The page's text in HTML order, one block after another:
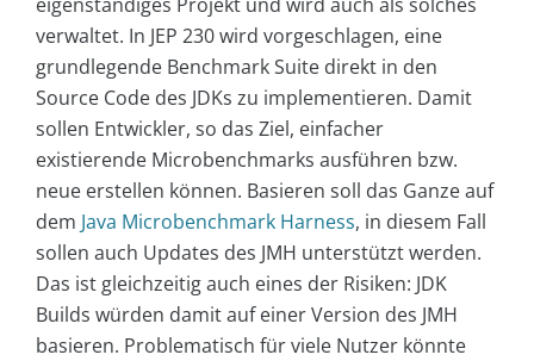
verwaltet. In JEP 230 wird vorgeschlagen, eine
grundlegende Benchmark Suite direkt in den
Source Code des JDKs zu implementieren. Damit
sollen Entwickler, so das Ziel, einfacher
existierende Microbenchmarks ausführen bzw.
neue erstellen können. Basieren soll das Ganze auf
dem Java Microbenchmark Harness, in diesem Fall
sollen auch Updates des JMH unterstützt werden.
Das ist gleichzeitig auch eines der Risiken: JDK
Builds würden damit auf einer Version des JMH
basieren. Problematisch für viele Nutzer könnte